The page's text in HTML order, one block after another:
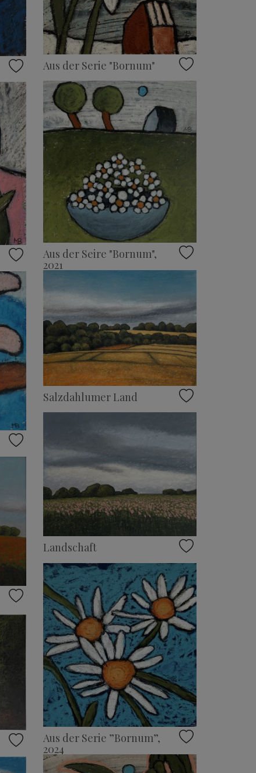
Aus der Serie "Bornum"
Aus der Seire "Bornum",
2021
Salzdahlumer Land
Landschaft
Aus der Serie ”Bornum”,
2024